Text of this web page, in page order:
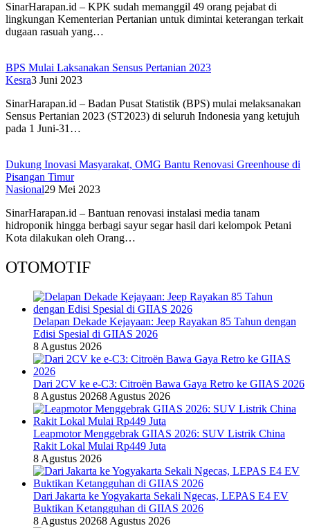
SinarHarapan.id – KPK sudah memanggil 49 orang pejabat di
lingkungan Kementerian Pertanian untuk dimintai keterangan terkait
dugaan rasuah yang…
BPS Mulai Laksanakan Sensus Pertanian 2023
Kesra3 Juni 2023
SinarHarapan.id – Badan Pusat Statistik (BPS) mulai melaksanakan
Sensus Pertanian 2023 (ST2023) di seluruh Indonesia yang ketujuh
pada 1 Juni-31…
Dukung Inovasi Masyarakat, OMG Bantu Renovasi Greenhouse di
Pisangan Timur
Nasional29 Mei 2023
SinarHarapan.id – Bantuan renovasi instalasi media tanam
hidroponik hingga berbagi sayur segar hasil dari kelompok Petani
Kota dilakukan oleh Orang…
OTOMOTIF
Delapan Dekade Kejayaan: Jeep Rayakan 85 Tahun dengan
Edisi Spesial di GIIAS 2026
8 Agustus 2026
Dari 2CV ke e-C3: Citroën Bawa Gaya Retro ke GIIAS 2026
8 Agustus 20268 Agustus 2026
Leapmotor Menggebrak GIIAS 2026: SUV Listrik China
Rakit Lokal Mulai Rp449 Juta
8 Agustus 2026
Dari Jakarta ke Yogyakarta Sekali Ngecas, LEPAS E4 EV
Buktikan Ketangguhan di GIIAS 2026
8 Agustus 20268 Agustus 2026